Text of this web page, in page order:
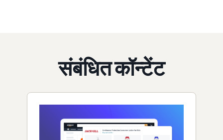
संबंधित कॉन्टेंट